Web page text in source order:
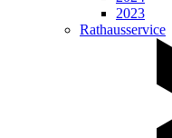
2023
Rathausservice